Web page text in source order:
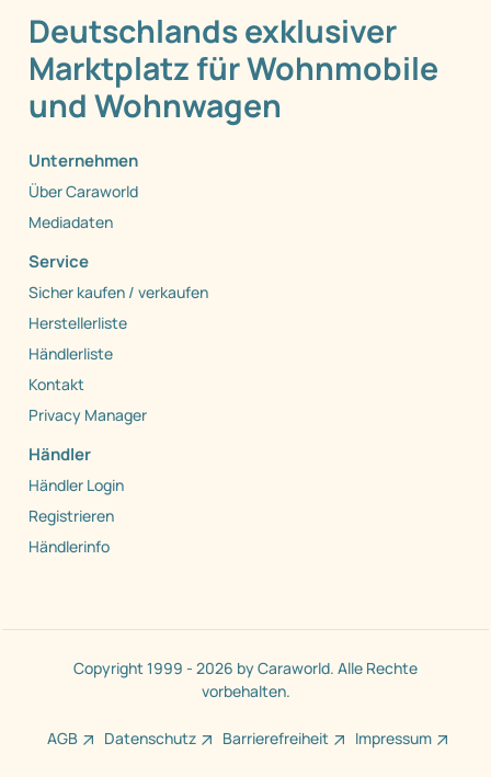
Deutschlands exklusiver
Marktplatz für Wohnmobile
und Wohnwagen
Unternehmen
Über Caraworld
Mediadaten
Service
Sicher kaufen / verkaufen
Herstellerliste
Händlerliste
Kontakt
Privacy Manager
Händler
Händler Login
Registrieren
Händlerinfo
Copyright 1999 - 2026 by Caraworld. Alle Rechte
vorbehalten.
AGB Datenschutz Barrierefreiheit Impressum